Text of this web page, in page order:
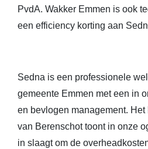
PvdA. Wakker Emmen is ook
een efficiency korting aan
Sedna is een professionele
gemeente Emmen met een in
en bevlogen management.
van Berenschot toont in onze
in slaagt om de